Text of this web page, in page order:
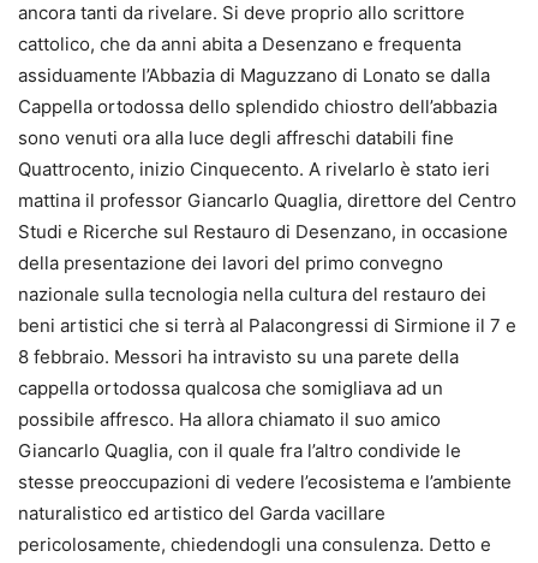
ancora tanti da rivelare. Si deve proprio allo scrittore
cattolico, che da anni abita a Desenzano e frequenta
assiduamente l’Abbazia di Maguzzano di Lonato se dalla
Cappella ortodossa dello splendido chiostro dell’abbazia
sono venuti ora alla luce degli affreschi databili fine
Quattrocento, inizio Cinquecento. A rivelarlo è stato ieri
mattina il professor Giancarlo Quaglia, direttore del Centro
Studi e Ricerche sul Restauro di Desenzano, in occasione
della presentazione dei lavori del primo convegno
nazionale sulla tecnologia nella cultura del restauro dei
beni artistici che si terrà al Palacongressi di Sirmione il 7 e
8 febbraio. Messori ha intravisto su una parete della
cappella ortodossa qualcosa che somigliava ad un
possibile affresco. Ha allora chiamato il suo amico
Giancarlo Quaglia, con il quale fra l’altro condivide le
stesse preoccupazioni di vedere l’ecosistema e l’ambiente
naturalistico ed artistico del Garda vacillare
pericolosamente, chiedendogli una consulenza. Detto e